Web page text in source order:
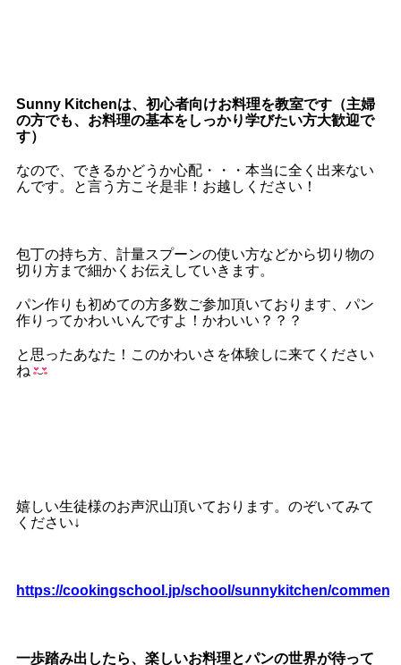
Sunny Kitchenは、初心者向けお料理を教室です（主婦
の方でも、お料理の基本をしっかり学びたい方大歓迎で
す）
なので、できるかどうか心配・・・本当に全く出来ない
んです。と言う方こそ是非！お越しください！
包丁の持ち方、計量スプーンの使い方などから切り物の
切り方まで細かくお伝えしていきます。
パン作りも初めての方多数ご参加頂いております、パン
作りってかわいいんですよ！かわいい？？？
と思ったあなた！このかわいさを体験しに来てください
ね
嬉しい生徒様のお声沢山頂いております。のぞいてみて
ください↓
https://cookingschool.jp/school/sunnykitchen/comment
一歩踏み出したら、楽しいお料理とパンの世界が待って